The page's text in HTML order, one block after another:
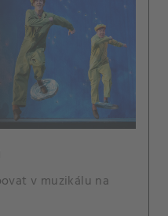
v muzikálu na